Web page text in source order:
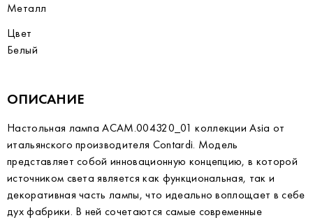
Металл
Цвет
Белый
ОПИСАНИЕ
Настольная лампа ACAM.004320_01 коллекции Asia от
итальянского производителя Contardi. Модель
представляет собой инновационную концепцию, в которой
источником света является как функциональная, так и
декоративная часть лампы, что идеально воплощает в себе
дух фабрики. В ней сочетаются самые современные